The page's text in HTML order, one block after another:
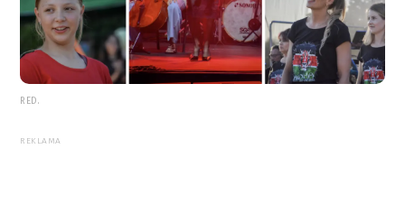
RED.
REKLAMA